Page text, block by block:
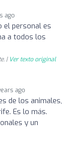
ago
el personal es
a todos los
| Ver texto original
ago
de los animales,
Es lo más.
y un